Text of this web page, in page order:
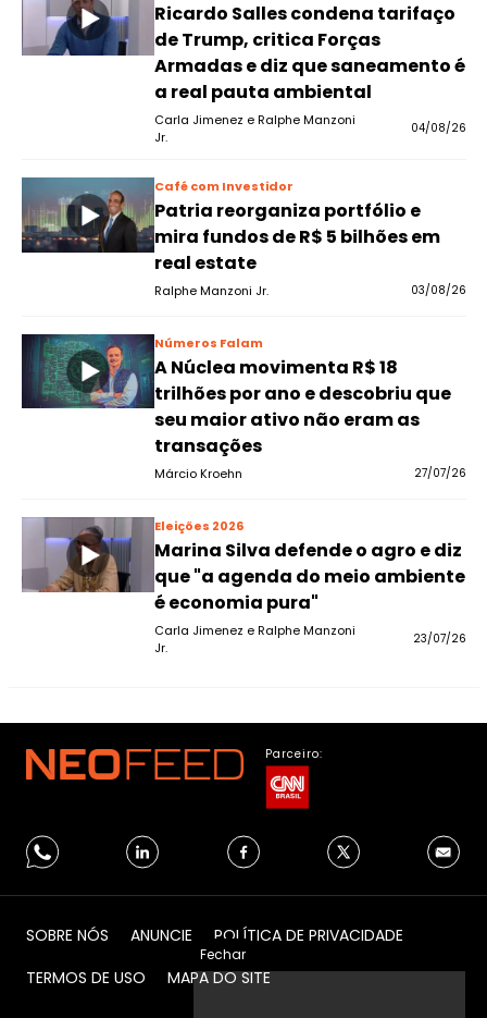
Ricardo Salles condena tarifaço
de Trump, critica Forças
Armadas e diz que saneamento é
a real pauta ambiental
Carla Jimenez e Ralphe Manzoni
Jr.
04/08/26
Café com Investidor
Patria reorganiza portfólio e
mira fundos de R$ 5 bilhões em
real estate
Ralphe Manzoni Jr. 03/08/26
Números Falam
A Núclea movimenta R$ 18
trilhões por ano e descobriu que
seu maior ativo não eram as
transações
Márcio Kroehn 27/07/26
Eleições 2026
Marina Silva defende o agro e diz
que "a agenda do meio ambiente
é economia pura"
Carla Jimenez e Ralphe Manzoni
Jr.
23/07/26
Fechar
Parceiro:
SOBRE NÓS ANUNCIE
POLÍTICA DE PRIVACIDADE
TERMOS DE USO
MAPA DO SITE